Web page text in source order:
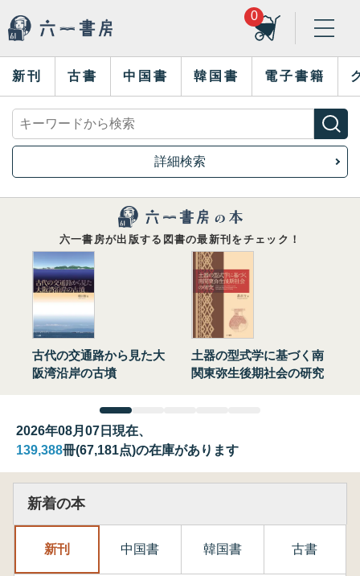
0
新刊 古書 中国書 韓国書 電子書籍
詳細検索
六一書房が出版する図書の最新刊をチェック！
古代の交通路から見た大
阪湾沿岸の古墳
土器の型式学に基づく南
関東弥生後期社会の研究
2026年08月07日現在、
139,388冊(67,181点)の在庫があります
新着の本
新刊 中国書 韓国書 古書